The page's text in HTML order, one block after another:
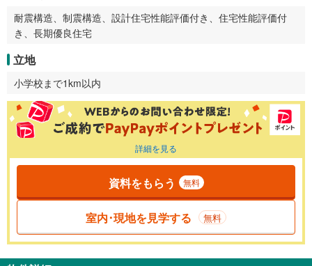
耐震構造、制震構造、設計住宅性能評価付き、住宅性能評価付
き、長期優良住宅
立地
小学校まで1km以内
詳細を見る
資料をもらう 無料
室内･現地を見学する 無料